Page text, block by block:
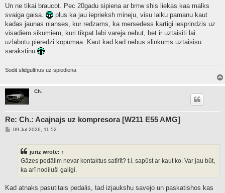
Un ne tikai braucot. Pec 20gadu sipiena ar bmw shis liekas kaa malks
svaiga gaisa.
plus ka jau ieprieksh mineju, visu laiku pamanu kaut
kadas jaunas nianses, kur redzams, ka mersedess kartigi iesprindzis uz
visadiem sikumiem, kuri tikpat labi vareja nebut, bet ir uztaisiti lai
uzlabotu pieredzi kopumaa. Kaut kad kad nebus slinkums uztaisisu
sarakstinu
Sodit slidgultnus uz spiediena
Ch.
Re: Ch.: Acajnajs uz kompresora [W211 E55 AMG]
P09 Jul 2026, 11:52
juriz wrote: ↑
Gāzes pedālim nevar kontaktus satīrīt? t.i. sapūst ar kaut ko. Var jau būt,
ka arī nodiluši galīgi.
Kad atnaks pasutitais pedalis, tad izjaukshu savejo un paskatishos kas